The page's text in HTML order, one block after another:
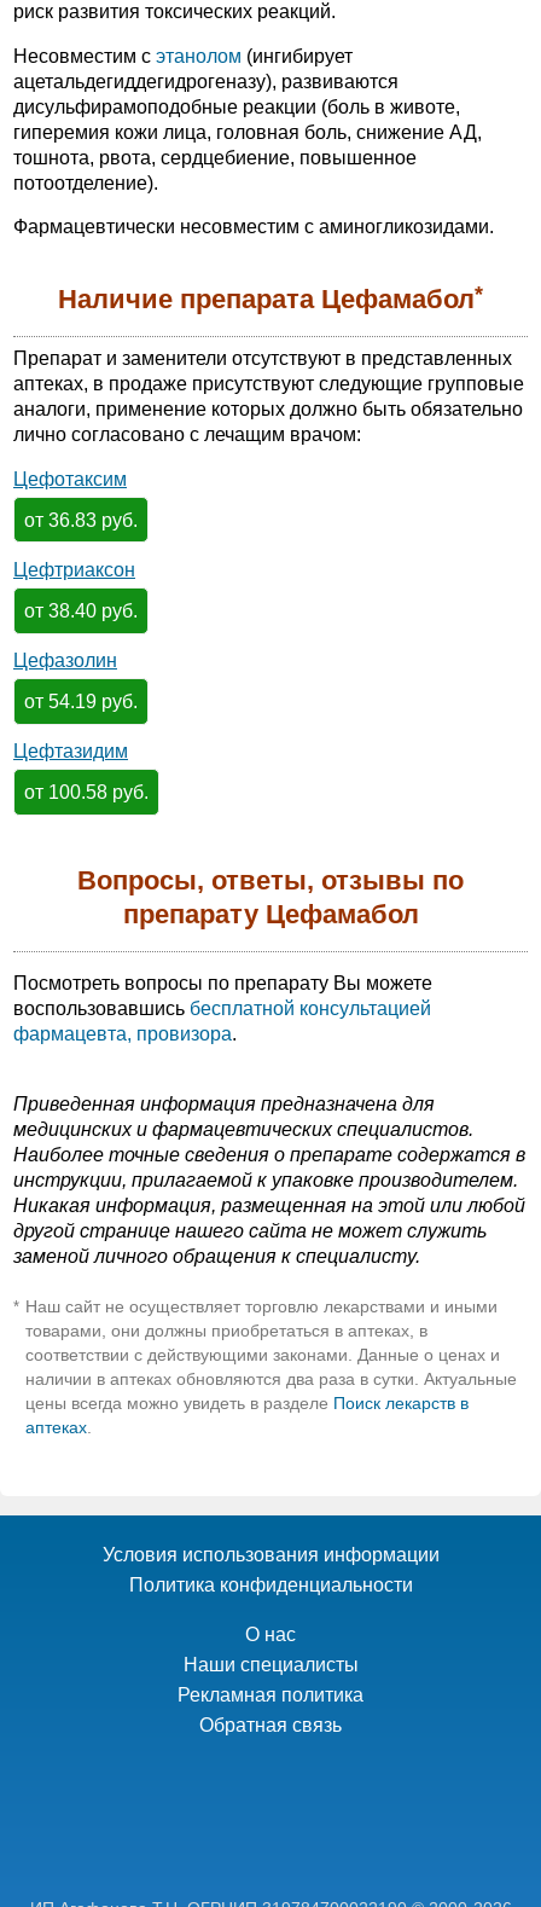
риск развития токсических реакций.
Несовместим с этанолом (ингибирует
ацетальдегиддегидрогеназу), развиваются
дисульфирамоподобные реакции (боль в животе,
гиперемия кожи лица, головная боль, снижение АД,
тошнота, рвота, сердцебиение, повышенное
потоотделение).
Фармацевтически несовместим с аминогликозидами.
Наличие препарата Цефамабол*
Препарат и заменители отсутствуют в представленных
аптеках, в продаже присутствуют следующие групповые
аналоги, применение которых должно быть обязательно
лично согласовано с лечащим врачом:
Цефотаксим
от 36.83 руб.
Цефтриаксон
от 38.40 руб.
Цефазолин
от 54.19 руб.
Цефтазидим
от 100.58 руб.
Вопросы, ответы, отзывы по
препарату Цефамабол
Посмотреть вопросы по препарату Вы можете
воспользовавшись бесплатной консультацией
фармацевта, провизора.
Приведенная информация предназначена для
медицинских и фармацевтических специалистов.
Наиболее точные сведения о препарате содержатся в
инструкции, прилагаемой к упаковке производителем.
Никакая информация, размещенная на этой или любой
другой странице нашего сайта не может служить
заменой личного обращения к специалисту.
* Наш сайт не осуществляет торговлю лекарствами и иными
товарами, они должны приобретаться в аптеках, в
соответствии с действующими законами. Данные о ценах и
наличии в аптеках обновляются два раза в сутки. Актуальные
цены всегда можно увидеть в разделе Поиск лекарств в
аптеках
Условия использования информации
Политика конфиденциальности
О нас
Наши специалисты
Рекламная политика
Обратная связь